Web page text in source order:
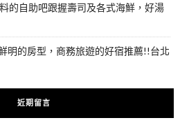
的自助吧跟握壽司及各式海鮮，好湯
明的房型，商務旅遊的好宿推薦!!台北
近期留言